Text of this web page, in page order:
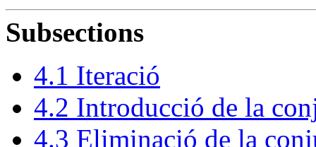
Subsections
4.1 Iteració
4.2 Introducció de la
4.3 Eliminació de la